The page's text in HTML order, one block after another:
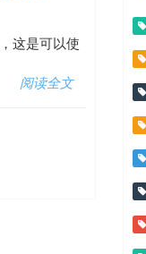
这是可以使
阅读全文